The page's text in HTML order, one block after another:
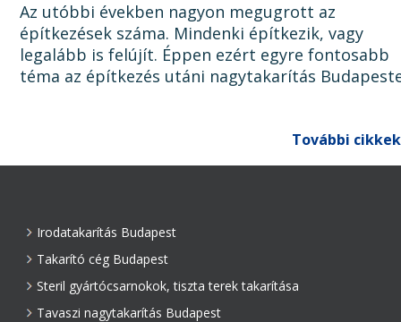
Az utóbbi években nagyon megugrott az
építkezések száma. Mindenki építkezik, vagy
legalább is felújít. Éppen ezért egyre fontosabb
téma az építkezés utáni nagytakarítás
További cikkek
Irodatakarítás Budapest
Takarító cég Budapest
Steril gyártócsarnokok, tiszta terek takarítása
Tavaszi nagytakarítás Budapest